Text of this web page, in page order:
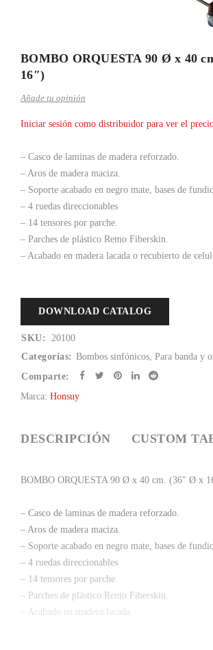
BOMBO ORQUESTA 90 Ø x 40
16″)
Añade tu opinión
Iniciar sesión como distribuidor para ver el
– Casco de laminas de madera reforzado.
– Aros de madera maciza.
– Soporte acabado en negro mate, bases de
– 4 ruedas direccionables
– 14 tensores por parche.
– Parches de plástico Remo Fiberskin.
– Acabado en madera lacada o recubierto de
DOWNLOAD CATALOG
SKU: 20100
Categorías: Bombos sinfónicos, Para banda y
Comparte:
Marca: Honsuy
DESCRIPCIÓN CUSTOM
BOMBO ORQUESTA 90 Ø x 40 cm. (36″ Ø x
– Casco de laminas de madera reforzado.
– Aros de madera maciza.
– Soporte acabado en negro mate, bases de
– 4 ruedas direccionables
– 14 tensores por parche.
– Parches de plástico Remo Fiberskin.
– Acabado en madera lacada